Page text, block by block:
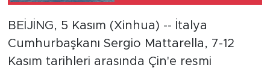
BEİJİNG, 5 Kasım (Xinhua) -- İtalya
Cumhurbaşkanı Sergio Mattarella, 7-12
Kasım tarihleri arasında Çin'e resmi
Seyahat